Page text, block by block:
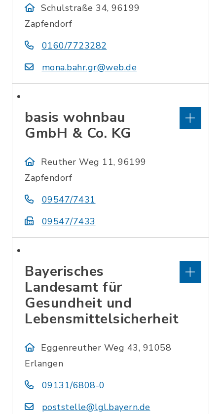
Schulstraße 34, 96199
Zapfendorf
0160/7723282
mona.bahr.gr@web.de
basis wohnbau
GmbH & Co. KG
Reuther Weg 11, 96199
Zapfendorf
09547/7431
09547/7433
Bayerisches
Landesamt für
Gesundheit und
Lebensmittelsicherheit
Eggenreuther Weg 43, 91058
Erlangen
09131/6808-0
poststelle@lgl.bayern.de